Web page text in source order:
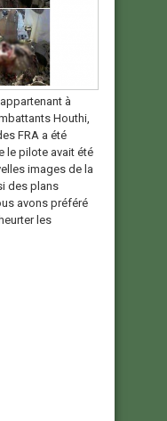
à
Houthi,
FRA a été
le pilote avait été
images de la
des plans
avons préféré
les